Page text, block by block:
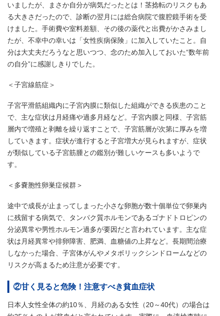
いましたが、まさか自分が病気だったとは！茎捻転のリスクもあ
る大きさだったので、診断の翌月には総合病院で腹腔鏡手術を受
けました。手術費や室料差額、その後の薬代と出費がかさみまし
たが、不幸中の幸いは「女性疾病保険」に加入していたこと。自
分は大丈夫だろうなと思いつつ、念のため加入しておいた“数年前
の自分”に感謝しきりでした。
＜子宮線筋症＞
子宮平滑筋組織内に子宮内膜に類似した組織ができる疾患のこと
で、主な症状は月経痛や過多月経など。子宮内膜と同様、子宮筋
層内で増殖と剥離を繰り返すことで、子宮筋層が次第に厚みを増
していきます。症状が進行すると子宮増大が見られますが、症状
が類似している子宮筋腫との鑑別が難しいケースも多いようで
す。
＜多嚢胞性卵巣症候群＞
途中で成長が止まってしまった⼩さな卵胞が数十個単位で卵巣内
に残留する病気で、タンパク質ホルモンであるゴナドトロピンの
分泌異常や男性ホルモン過多が要因だと言われています。主な症
状は月経異常や排卵障害、肥満、血糖値の上昇など。長期間治療
しなかった場合、子宮体がんやメタボリックシンドロームなどの
リスクが高まるため注意が必要です。
②甘く見ると危険！注意すべき貧血症状
日本人女性全体の約10％、月経のある女性（20～40代）の場合は